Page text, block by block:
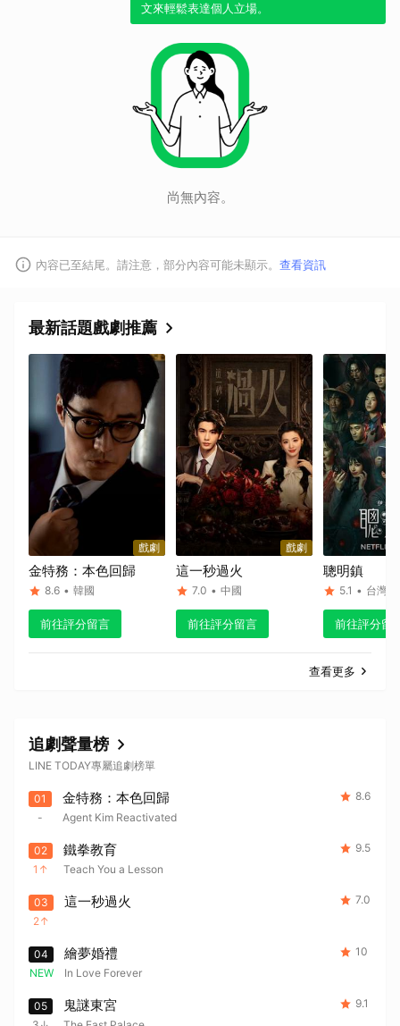
文來輕鬆表達個人立場。
尚無內容。
內容已至結尾。請注意，部分內容可能未顯示。 查看資訊
最新話題戲劇推薦
戲劇
金特務：本色回歸
8.6 • 韓國
前往評分留言
戲劇
這一秒過火
7.0 • 中國
前往評分留言
聰明鎮
5.1 • 台灣
前往評分留
查看更多
追劇聲量榜
LINE TODAY專屬追劇榜單
01
-
金特務：本色回歸
Agent Kim Reactivated
8.6
02
1
鐵拳教育
Teach You a Lesson
9.5
03
2
這一秒過火 7.0
04
NEW
繪夢婚禮
In Love Forever
10
05
鬼謎東宮 9.1